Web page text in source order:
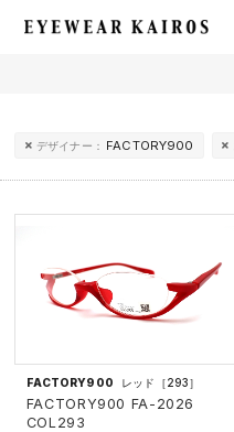
デザイナー： FACTORY900
FACTORY900 レッド［293］
FACTORY900 FA-2026
COL293